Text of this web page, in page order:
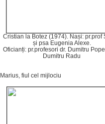
Cristian la Botez (1974). Nași: pr.prof
și psa Eugenia Alexe.
Oficianți: pr.profesori dr. Dumitru
Dumitru Radu
Marius, fiul cel mijlociu